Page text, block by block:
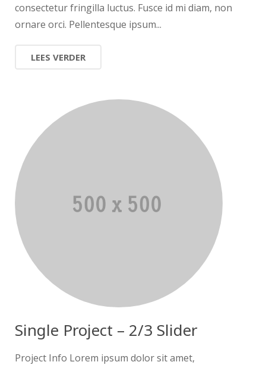
consectetur fringilla luctus. Fusce id mi diam, non
ornare orci. Pellentesque ipsum...
LEES VERDER
Single Project – 2/3 Slider
Project Info Lorem ipsum dolor sit amet,